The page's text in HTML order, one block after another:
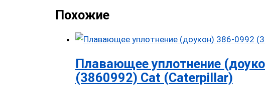
Похожие
Плавающее уплотнение
(3860992) Cat (Caterpillar)